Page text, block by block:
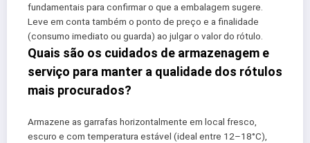
fundamentais para confirmar o que a embalagem sugere.
Leve em conta também o ponto de preço e a finalidade
(consumo imediato ou guarda) ao julgar o valor do rótulo.
Quais são os cuidados de armazenagem e
serviço para manter a qualidade dos rótulos
mais procurados?
Armazene as garrafas horizontalmente em local fresco,
escuro e com temperatura estável (ideal entre 12–18°C),